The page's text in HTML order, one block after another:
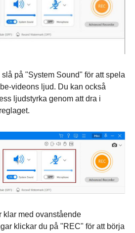
slå på "System Sound" för att spela
videons ljud. Du kan också
ljudstyrka genom att dra i
klar med ovanstående
klickar du på "REC" för att börja